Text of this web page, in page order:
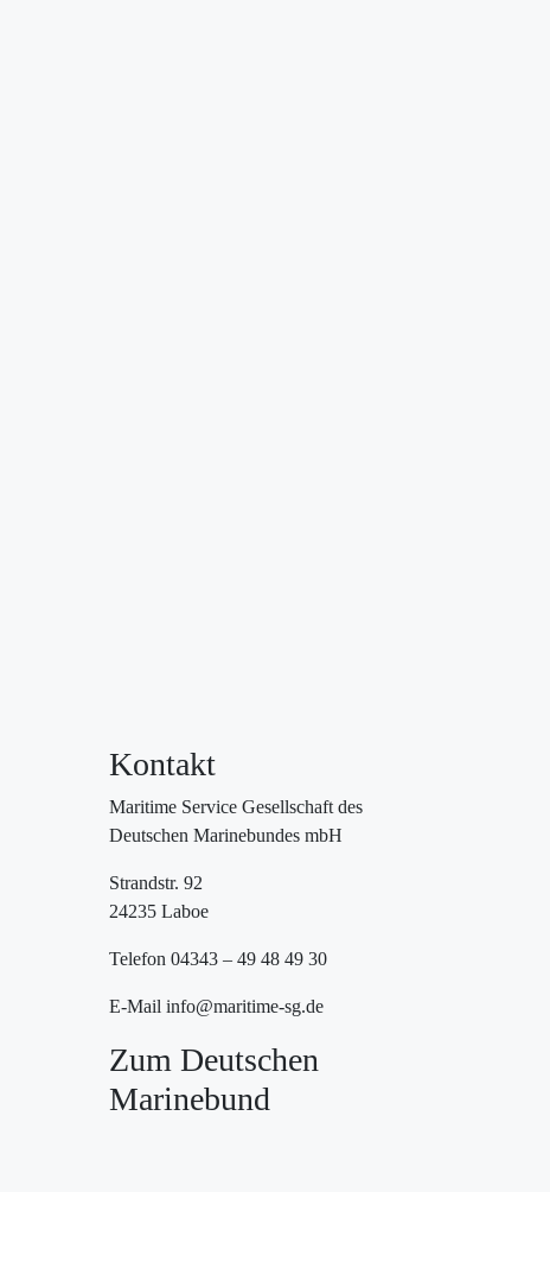
Kontakt
Maritime Service Gesellschaft des
Deutschen Marinebundes mbH
Strandstr. 92
24235 Laboe
Telefon 04343 – 49 48 49 30
E-Mail info@maritime-sg.de
Zum Deutschen
Marinebund